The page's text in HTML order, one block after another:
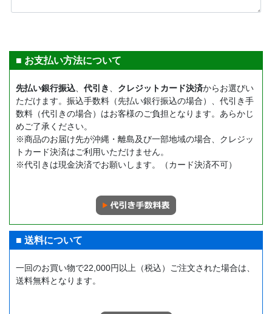
■ お支払い方法について
先払い銀行振込 代引き クレジットカード決済からお選びい
ただけます。振込手数料（先払い銀行振込の場合）、代引き手
数料（代引きの場合）はお客様のご負担となります。あらかじ
めご了承ください。
※商品のお届け先が沖縄・離島及び一部地域の場合、クレジッ
トカード決済はご利用いただけません。
※代引きは現金決済でお願いします。（カード決済不可）
■ 送料について
一回のお買い物で22,000円以上（税込）ご注文された場合は、
送料無料となります。